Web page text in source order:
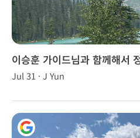
이승훈 가이드님과 함께해서
습니다.
Jul 31 · J Yun